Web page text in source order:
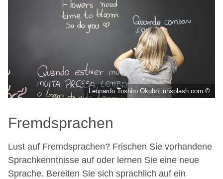
Leonardo Toshiro Okubo, unsplash.com ©
Fremdsprachen
Lust auf Fremdsprachen? Frischen Sie vorhandene
Sprachkenntnisse auf oder lernen Sie eine neue
Sprache. Bereiten Sie sich sprachlich auf ein